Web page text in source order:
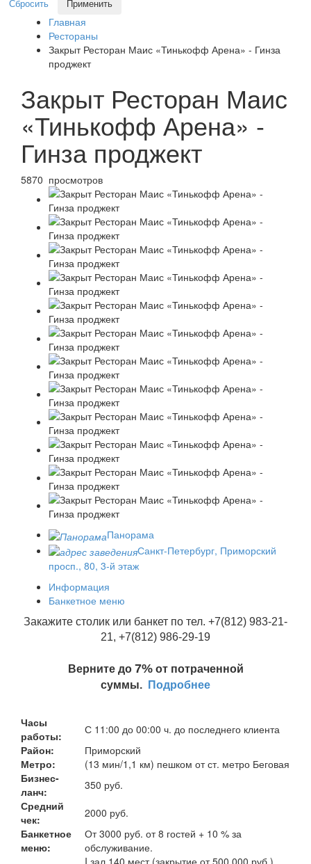
Сбросить Применить
Главная
Рестораны
Закрыт Ресторан Маис «Тинькофф Арена» - Гинза
проджект
Закрыт Ресторан Маис
«Тинькофф Арена» -
Гинза проджект
5870 просмотров
Панорама
Санкт-Петербург, Приморский
просп., 80, 3-й этаж
Информация
Банкетное меню
Закажите столик или банкет по тел. +7(812) 983-21-
21, +7(812) 986-29-19
Верните до 7%от потраченной
суммы.
Подробнее
Часы
работы:
С 11:00 до 00:00 ч. до последнего клиента
Район:
Приморский
Метро:
(13 мин/1,1 км) пешком от ст. метро Беговая
Бизнес-
ланч:
350 руб.
Средний
чек:
2000 руб.
Банкетное
меню:
От 3000 руб. от 8 гостей + 10 % за
обслуживание.
I зал 140 мест (закрытие от 500.000 руб.),